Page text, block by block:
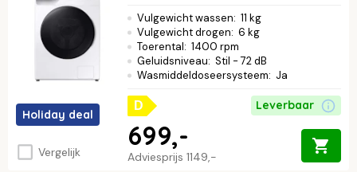
Holiday deal
Vergelijk
Vulgewicht wassen: 11 kg
Vulgewicht drogen: 6 kg
Toerental: 1400 rpm
Geluidsniveau: Stil - 72 dB
Wasmiddeldoseersysteem: Ja
D Leverbaar
Adviesprijs 1149,-
699,-